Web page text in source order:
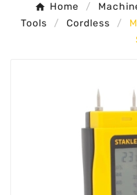
Home
Tools
Cordless